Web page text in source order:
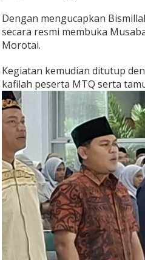
A
N
I
Dengan mengucapkan
secara resmi membuka
Morotai.
Kegiatan kemudian ditutup
kafilah peserta MTQ serta